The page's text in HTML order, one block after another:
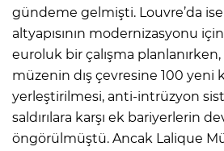
gündeme gelmişti. Louvre’da
altyapısının modernizasyonu
euroluk bir çalışma
müzenin dış çevresine 100 yeni
yerleştirilmesi, anti-intrüzyon
saldırılara karşı ek bariyerlerin
öngörülmüştü. Ancak Lalique